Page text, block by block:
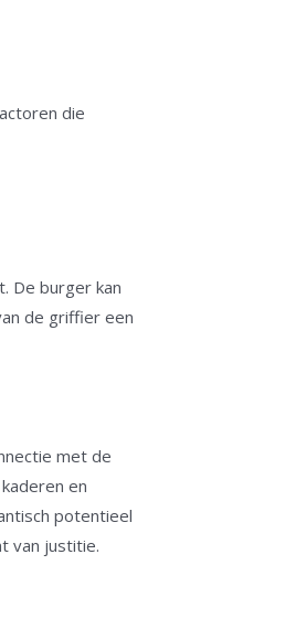
die
De burger kan
de griffier een
met de
en
potentieel
van justitie.